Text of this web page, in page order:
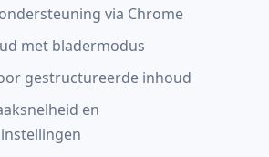
via Chrome
met bladermodus
gestructureerde inhoud
en